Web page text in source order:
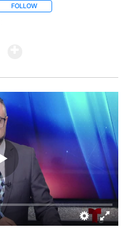
FOLLOW